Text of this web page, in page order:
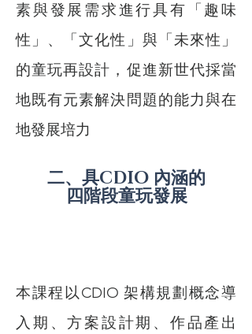
素與發展需求進行具有「趣味
性」、「文化性」與「未來性」
的童玩再設計，促進新世代採當
地既有元素解決問題的能力與在
地發展培力
二、具CDIO 內涵的
四階段童玩發展
本課程以CDIO 架構規劃概念導
入期、方案設計期、作品產出